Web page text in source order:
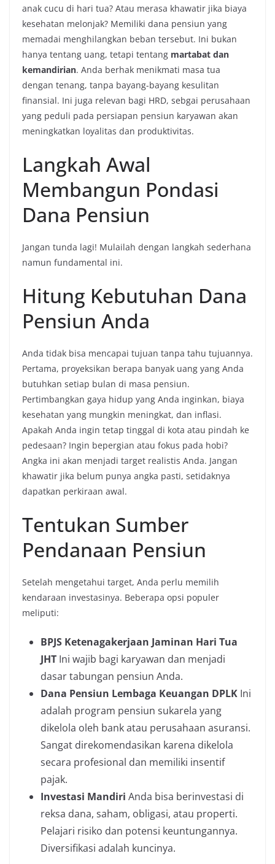
anak cucu di hari tua? Atau merasa khawatir jika biaya
kesehatan melonjak? Memiliki dana pensiun yang
memadai menghilangkan beban tersebut. Ini bukan
hanya tentang uang, tetapi tentang martabat dan
kemandirian. Anda berhak menikmati masa tua
dengan tenang, tanpa bayang-bayang kesulitan
finansial. Ini juga relevan bagi HRD, sebgai perusahaan
yang peduli pada persiapan pensiun karyawan akan
meningkatkan loyalitas dan produktivitas.
Langkah Awal
Membangun Pondasi
Dana Pensiun
Jangan tunda lagi! Mulailah dengan langkah sederhana
namun fundamental ini.
Hitung Kebutuhan Dana
Pensiun Anda
Anda tidak bisa mencapai tujuan tanpa tahu tujuannya.
Pertama, proyeksikan berapa banyak uang yang Anda
butuhkan setiap bulan di masa pensiun.
Pertimbangkan gaya hidup yang Anda inginkan, biaya
kesehatan yang mungkin meningkat, dan inflasi.
Apakah Anda ingin tetap tinggal di kota atau pindah ke
pedesaan? Ingin bepergian atau fokus pada hobi?
Angka ini akan menjadi target realistis Anda. Jangan
khawatir jika belum punya angka pasti, setidaknya
dapatkan perkiraan awal.
Tentukan Sumber
Pendanaan Pensiun
Setelah mengetahui target, Anda perlu memilih
kendaraan investasinya. Beberapa opsi populer
meliputi:
BPJS Ketenagakerjaan Jaminan Hari Tua
JHT Ini wajib bagi karyawan dan menjadi
dasar tabungan pensiun Anda.
Dana Pensiun Lembaga Keuangan DPLK Ini
adalah program pensiun sukarela yang
dikelola oleh bank atau perusahaan asuransi.
Sangat direkomendasikan karena dikelola
secara profesional dan memiliki insentif
pajak.
Investasi Mandiri Anda bisa berinvestasi di
reksa dana, saham, obligasi, atau properti.
Pelajari risiko dan potensi keuntungannya.
Diversifikasi adalah kuncinya.